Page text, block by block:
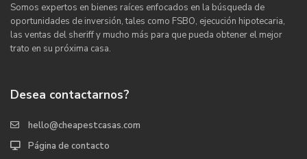
Somos expertos en bienes raíces enfocados en la búsqueda de
oportunidades de inversión, tales como FSBO, ejecución hipotecaria,
las ventas del sheriff y mucho más para que pueda obtener el mejor
trato en su próxima casa.
Desea contactarnos?
hello@cheapestcasas.com
Página de contacto